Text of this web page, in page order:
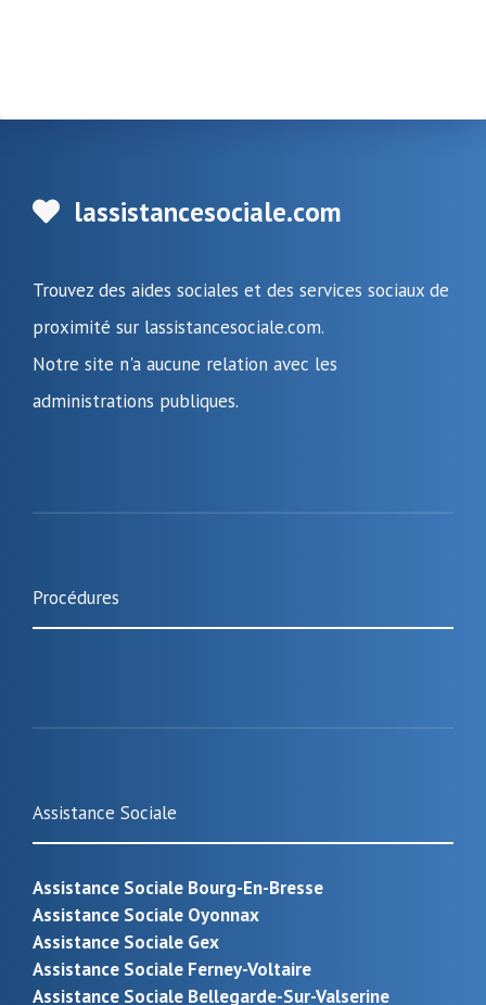
lassistancesociale.com
Trouvez des aides sociales et des services sociaux de
proximité sur lassistancesociale.com.
Notre site n'a aucune relation avec les
administrations publiques.
Procédures
Assistance Sociale
Assistance Sociale Bourg-En-Bresse
Assistance Sociale Oyonnax
Assistance Sociale Gex
Assistance Sociale Ferney-Voltaire
Assistance Sociale Bellegarde-Sur-Valserine